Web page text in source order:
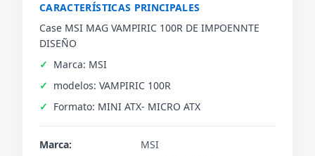
CARACTERÍSTICAS PRINCIPALES
Case MSI MAG VAMPIRIC 100R DE IMPOENNTE
DISEÑO
Marca: MSI
modelos: VAMPIRIC 100R
Formato: MINI ATX- MICRO ATX
Marca:
MSI